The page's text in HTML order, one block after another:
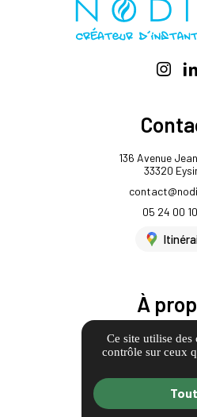
136 Avenue
33320
05 24 00
À
Informations
Mentions
Politique de
Guide
Ce site utilise des
contrôle sur ceux